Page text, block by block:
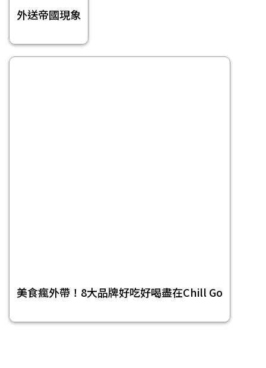
外送帝國現象
美食瘋外帶！8大品牌好吃好喝盡在Chill Go